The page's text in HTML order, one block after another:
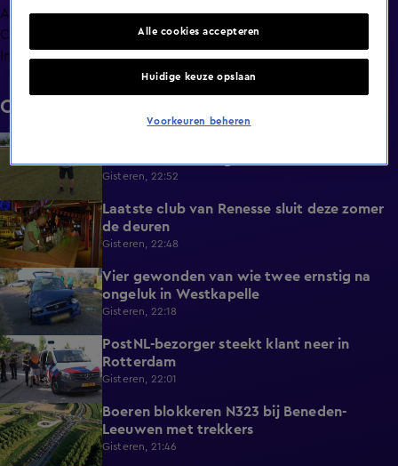
Afleveringen
Clips
Info
Clips
1:54
Gisteren, 22:52
2:08
Laatste club van Renesse sluit deze zomer
de deuren
Gisteren, 22:48
0:30
Vier gewonden van wie twee ernstig na
ongeluk in Westkapelle
Gisteren, 22:18
0:26
PostNL-bezorger steekt klant neer in
Rotterdam
Gisteren, 22:01
0:33
Boeren blokkeren N323 bij Beneden-
Leeuwen met trekkers
Gisteren, 21:46
Alle cookies accepteren
Huidige keuze opslaan
Voorkeuren beheren